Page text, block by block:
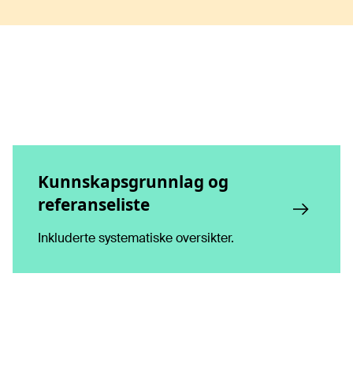
Kunnskapsgrunnlag og
referanseliste
Inkluderte systematiske oversikter.